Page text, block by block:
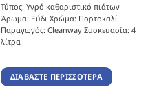
Τύπος: Υγρό καθαριστικό πιάτων
Άρωμα: Ξύδι Χρώμα: Πορτοκαλί
Παραγωγός: Cleanway Συσκευασία: 4
λίτρα
ΔΙΑΒΆΣΤΕ ΠΕΡΙΣΣΌΤΕΡΑ